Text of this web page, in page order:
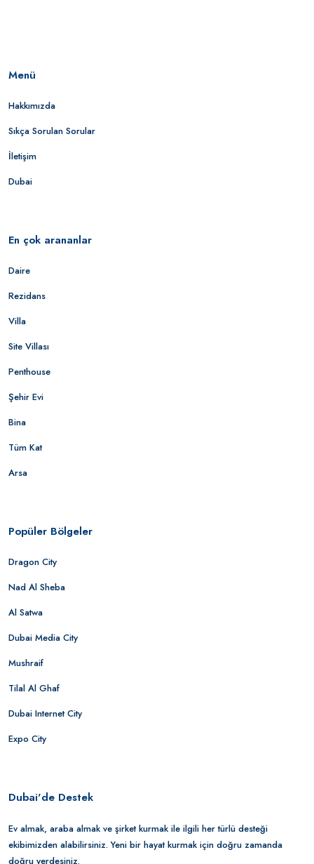
Menü
Hakkımızda
Sıkça Sorulan Sorular
İletişim
Dubai
En çok arananlar
Daire
Rezidans
Villa
Site Villası
Penthouse
Şehir Evi
Bina
Tüm Kat
Arsa
Popüler Bölgeler
Dragon City
Nad Al Sheba
Al Satwa
Dubai Media City
Mushraif
Tilal Al Ghaf
Dubai Internet City
Expo City
Dubai'de Destek
Ev almak, araba almak ve şirket kurmak ile ilgili her türlü desteği
ekibimizden alabilirsiniz. Yeni bir hayat kurmak için doğru zamanda
doğru yerdesiniz.